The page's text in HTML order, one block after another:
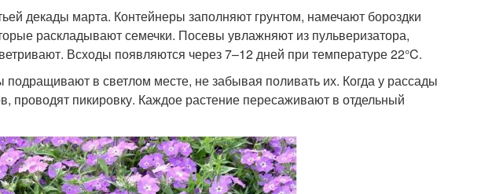
декады марта. Контейнеры заполняют грунтом, намечают бороздки
раскладывают семечки. Посевы увлажняют из пульверизатора,
Всходы появляются через 7–12 дней при температуре 22°C.
в светлом месте, не забывая поливать их. Когда у рассады
проводят пикировку. Каждое растение пересаживают в отдельный